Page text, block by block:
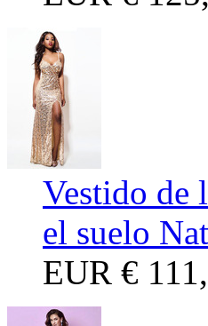
Vestido de
el suelo
EUR €